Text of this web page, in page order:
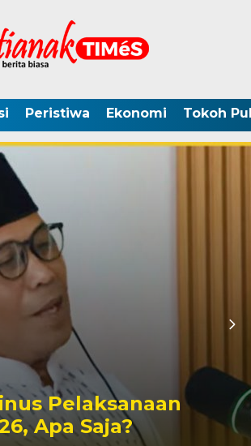
Peristiwa Ekonomi Tokoh
Dapil DPR RI
Terbuka untuk